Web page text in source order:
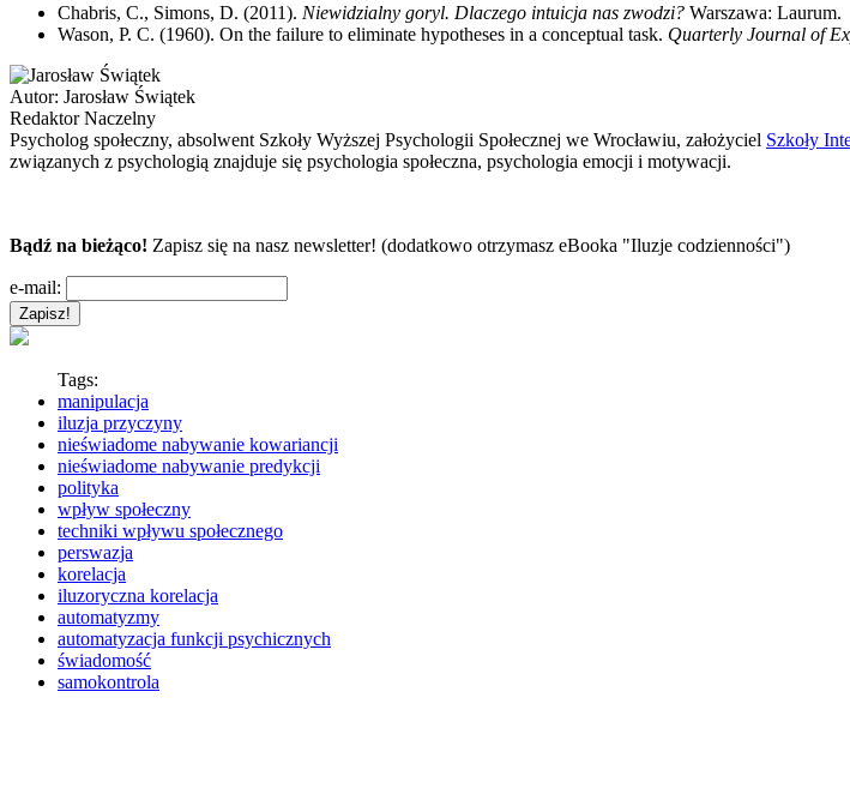
Chabris, C., Simons, D. (2011). Niewidzialny goryl. Dlaczego intuicja nas zwodzi? Warszawa: Laurum.
Wason, P. C. (1960). On the failure to eliminate hypotheses in a conceptual task. Quarterly Journal of
Autor: Jarosław Świątek
Redaktor Naczelny
Psycholog społeczny, absolwent Szkoły Wyższej Psychologii Społecznej we Wrocławiu, założyciel Szkoły
związanych z psychologią znajduje się psychologia społeczna, psychologia emocji i motywacji.
Bądź na bieżąco! Zapisz się na nasz newsletter! (dodatkowo otrzymasz eBooka "Iluzje codzienności")
e-mail:
Tags:
manipulacja
iluzja przyczyny
nieświadome nabywanie kowariancji
nieświadome nabywanie predykcji
polityka
wpływ społeczny
techniki wpływu społecznego
perswazja
korelacja
iluzoryczna korelacja
automatyzmy
automatyzacja funkcji psychicznych
świadomość
samokontrola